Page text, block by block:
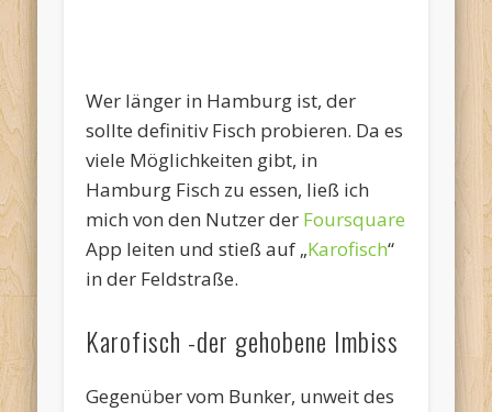
Wer länger in Hamburg ist, der
sollte definitiv Fisch probieren. Da es
viele Möglichkeiten gibt, in
Hamburg Fisch zu essen, ließ ich
mich von den Nutzer der Foursquare
App leiten und stieß auf „Karofisch“
in der Feldstraße.
Karofisch -der gehobene Imbiss
Gegenüber vom Bunker, unweit des